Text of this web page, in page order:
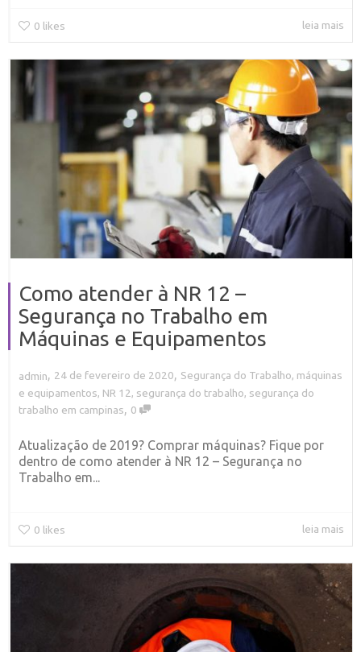
0 likes leia mais
Como atender à NR 12 –
Segurança no Trabalho em
Máquinas e Equipamentos
admin, 24 de fevereiro de 2020, Segurança do Trabalho, máquinas
e equipamentos, NR 12, segurança do trabalho, segurança do
trabalho em campinas, 0
Atualização de 2019? Comprar máquinas? Fique por
dentro de como atender à NR 12 – Segurança no
Trabalho em...
0 likes leia mais